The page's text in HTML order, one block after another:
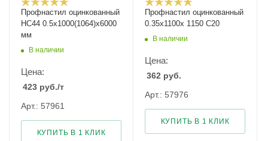
Профнастил оцинкованный
НС44 0.5х1000(1064)х6000
мм
В наличии
Цена:
423 руб./т
Арт.: 57961
КУПИТЬ В 1 КЛИК
Профнастил оцинкованный
0.35х1100х 1150 С20
В наличии
Цена:
362 руб.
Арт.: 57976
КУПИТЬ В 1 КЛИК